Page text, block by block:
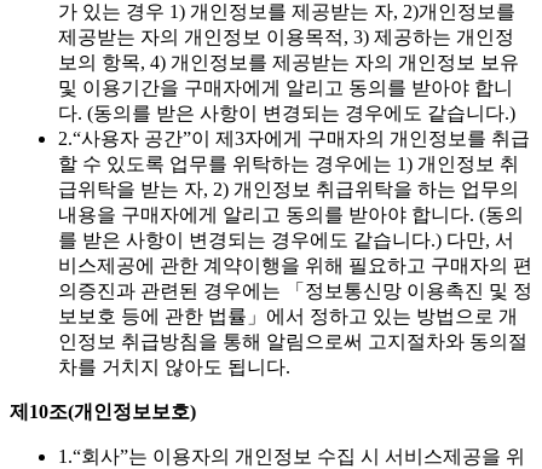
가 있는 경우 1) 개인정보를 제공받는 자, 2)개인정보를
제공받는 자의 개인정보 이용목적, 3) 제공하는 개인정
보의 항목, 4) 개인정보를 제공받는 자의 개인정보 보유
및 이용기간을 구매자에게 알리고 동의를 받아야 합니
다. (동의를 받은 사항이 변경되는 경우에도 같습니다.)
2.“사용자 공간”이 제3자에게 구매자의 개인정보를 취급
할 수 있도록 업무를 위탁하는 경우에는 1) 개인정보 취
급위탁을 받는 자, 2) 개인정보 취급위탁을 하는 업무의
내용을 구매자에게 알리고 동의를 받아야 합니다. (동의
를 받은 사항이 변경되는 경우에도 같습니다.) 다만, 서
비스제공에 관한 계약이행을 위해 필요하고 구매자의 편
의증진과 관련된 경우에는 「정보통신망 이용촉진 및 정
보보호 등에 관한 법률」에서 정하고 있는 방법으로 개
인정보 취급방침을 통해 알림으로써 고지절차와 동의절
차를 거치지 않아도 됩니다.
제10조(개인정보보호)
1.“회사”는 이용자의 개인정보 수집 시 서비스제공을 위